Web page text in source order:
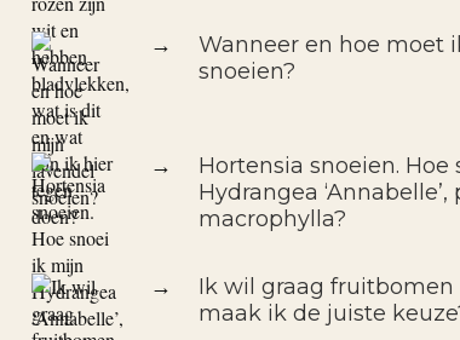
→
Wanneer en hoe moet
snoeien?
→
Hortensia snoeien. Hoe
Hydrangea
macrophylla?
→
Ik wil graag
maak ik de juiste